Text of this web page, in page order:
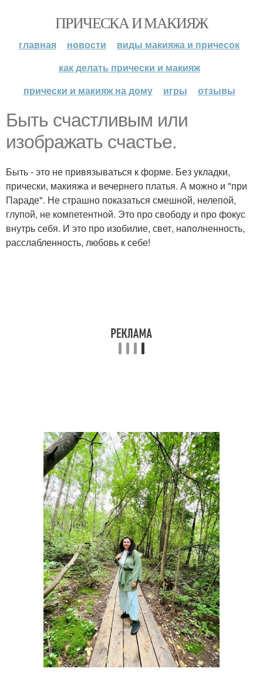
ПРИЧЕСКА И МАКИЯЖ
главная новости
виды макияжа и причесок
как делать прически и макияж
прически и макияж на дому
игры отзывы
Быть счастливым или
изображать счастье.
Быть - это не привязываться к форме. Без укладки,
прически, макияжа и вечернего платья. А можно и "при
Параде". Не страшно показаться смешной, нелепой,
глупой, не компетентной. Это про свободу и про фокус
внутрь себя. И это про изобилие, свет, наполненность,
расслабленность, любовь к себе!